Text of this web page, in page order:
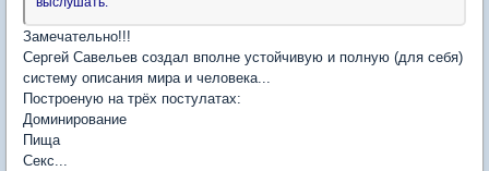
Замечательно!!!
Сергей Савельев создал вполне устойчивую и полную (для себя)
систему описания мира и человека...
Построеную на трёх постулатах:
Доминирование
Пища
Секс...